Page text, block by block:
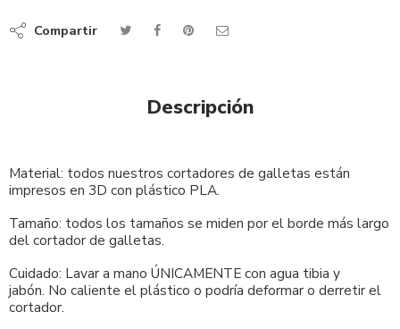
Compartir
Descripción
Material: todos nuestros cortadores de galletas están
impresos en 3D con plástico PLA.
Tamaño: todos los tamaños se miden por el borde más largo
del cortador de galletas.
Cuidado: Lavar a mano ÚNICAMENTE con agua tibia y
jabón. No caliente el plástico o podría deformar o derretir el
cortador.